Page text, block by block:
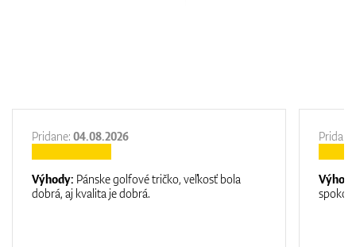
Pridane: 04.08.2026
Výhody: Pánske golfové tričko, veľkosť bola
dobrá, aj kvalita je dobrá.